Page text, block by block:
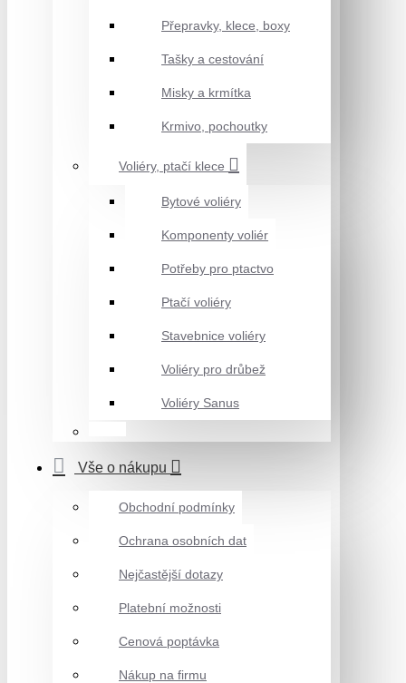
Přepravky, klece, boxy
Tašky a cestování
Misky a krmítka
Krmivo, pochoutky
Voliéry, ptačí klece
Bytové voliéry
Komponenty voliér
Potřeby pro ptactvo
Ptačí voliéry
Stavebnice voliéry
Voliéry pro drůbež
Voliéry Sanus
Vše o nákupu
Obchodní podmínky
Ochrana osobních dat
Nejčastější dotazy
Platební možnosti
Cenová poptávka
Nákup na firmu